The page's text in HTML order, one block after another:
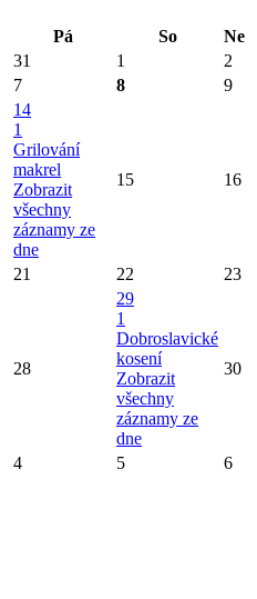
Pá So
Ne
31 1
2
7 8 9
14
1
Grilování
makrel
Zobrazit
všechny
záznamy ze
dne
15 16
21 22 23
28
29
1
Dobroslavické
kosení
Zobrazit
všechny
záznamy ze
dne
30
4 5 6